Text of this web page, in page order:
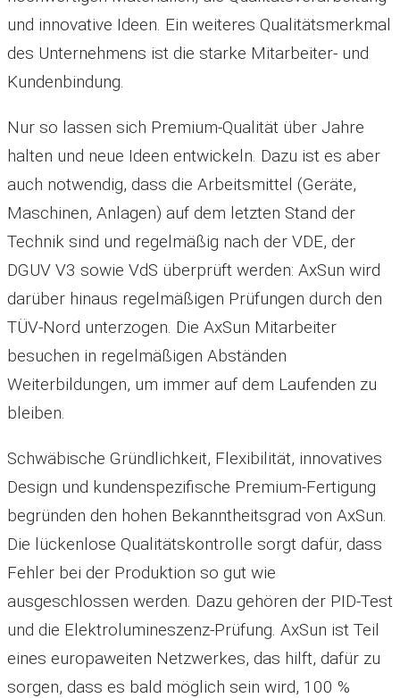
und innovative Ideen. Ein weiteres Qualitätsmerkmal
des Unternehmens ist die starke Mitarbeiter- und
Kundenbindung.
Nur so lassen sich Premium-Qualität über Jahre
halten und neue Ideen entwickeln. Dazu ist es aber
auch notwendig, dass die Arbeitsmittel (Geräte,
Maschinen, Anlagen) auf dem letzten Stand der
Technik sind und regelmäßig nach der VDE, der
DGUV V3 sowie VdS überprüft werden: AxSun wird
darüber hinaus regelmäßigen Prüfungen durch den
TÜV-Nord unterzogen. Die AxSun Mitarbeiter
besuchen in regelmäßigen Abständen
Weiterbildungen, um immer auf dem Laufenden zu
bleiben.
Schwäbische Gründlichkeit, Flexibilität, innovatives
Design und kundenspezifische Premium-Fertigung
begründen den hohen Bekanntheitsgrad von AxSun.
Die lückenlose Qualitätskontrolle sorgt dafür, dass
Fehler bei der Produktion so gut wie
ausgeschlossen werden. Dazu gehören der PID-Test
und die Elektrolumineszenz-Prüfung. AxSun ist Teil
eines europaweiten Netzwerkes, das hilft, dafür zu
sorgen, dass es bald möglich sein wird, 100 %